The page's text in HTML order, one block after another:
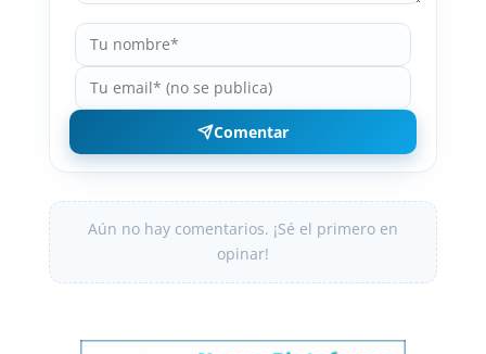
Comentar
Aún no hay comentarios. ¡Sé el primero en
opinar!